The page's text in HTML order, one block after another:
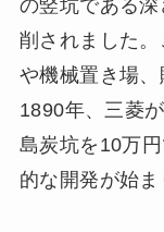
の竪坑である
削されました
や機械置き場
1890年、三菱
島炭坑を10万
的な開発が始ま